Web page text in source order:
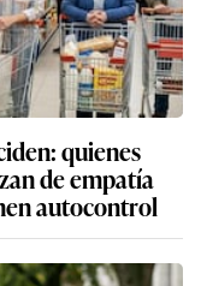
quienes
de empatía
autocontrol